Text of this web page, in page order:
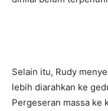
Selain itu, Rudy
lebih diarahkan ke
Pergeseran massa ke